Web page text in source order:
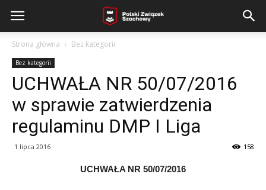
Strona główna Bez kategorii
Bez kategorii
UCHWAŁA NR 50/07/2016
w sprawie zatwierdzenia
regulaminu DMP I Liga
1 lipca 2016 158
UCHWAŁA NR 50/07/2016